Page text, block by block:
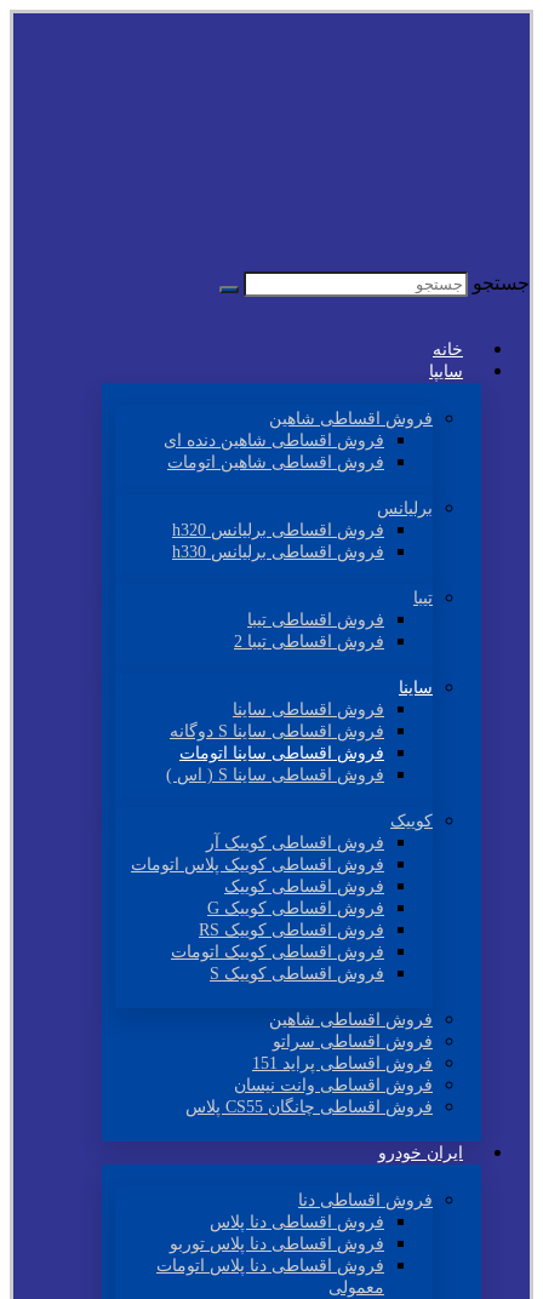
جستجو
خانه
سایپا
فروش اقساطی شاهین
فروش اقساطی شاهین دنده ای
فروش اقساطی شاهین اتومات
برلیانس
فروش اقساطی برلیانس h320
فروش اقساطی برلیانس h330
تیبا
فروش اقساطی تیبا
فروش اقساطی تیبا 2
ساینا
فروش اقساطی ساینا
فروش اقساطی ساینا S دوگانه
فروش اقساطی ساینا اتومات
فروش اقساطی ساینا S ( اس )
کوییک
فروش اقساطی کوییک آر
فروش اقساطی کوییک پلاس اتومات
فروش اقساطی کوییک
فروش اقساطی کوییک G
فروش اقساطی کوییک RS
فروش اقساطی کوییک اتومات
فروش اقساطی کوییک S
فروش اقساطی شاهین
فروش اقساطی سراتو
فروش اقساطی پراید 151
فروش اقساطی وانت نیسان
فروش اقساطی چانگان CS55 پلاس
ایران خودرو
فروش اقساطی دنا
فروش اقساطی دنا پلاس
فروش اقساطی دنا پلاس توربو
فروش اقساطی دنا پلاس اتومات
معمولی